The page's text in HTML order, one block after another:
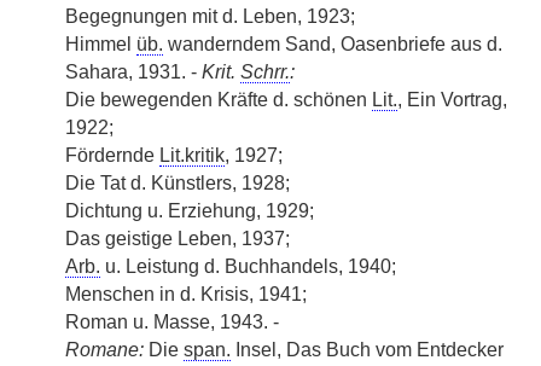
Begegnungen mit d. Leben, 1923;
Himmel üb. wanderndem Sand, Oasenbriefe aus d.
Sahara, 1931. - Krit. Schrr.:
Die bewegenden Kräfte d. schönen Lit., Ein Vortrag,
1922;
Fördernde Lit.kritik, 1927;
Die Tat d. Künstlers, 1928;
Dichtung u. Erziehung, 1929;
Das geistige Leben, 1937;
Arb. u. Leistung d. Buchhandels, 1940;
Menschen in d. Krisis, 1941;
Roman u. Masse, 1943. -
Romane: Die span. Insel, Das Buch vom Entdecker